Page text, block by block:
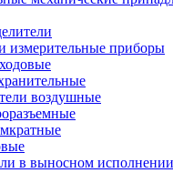
измерительные приборы
воздушные
в выносном исполнении